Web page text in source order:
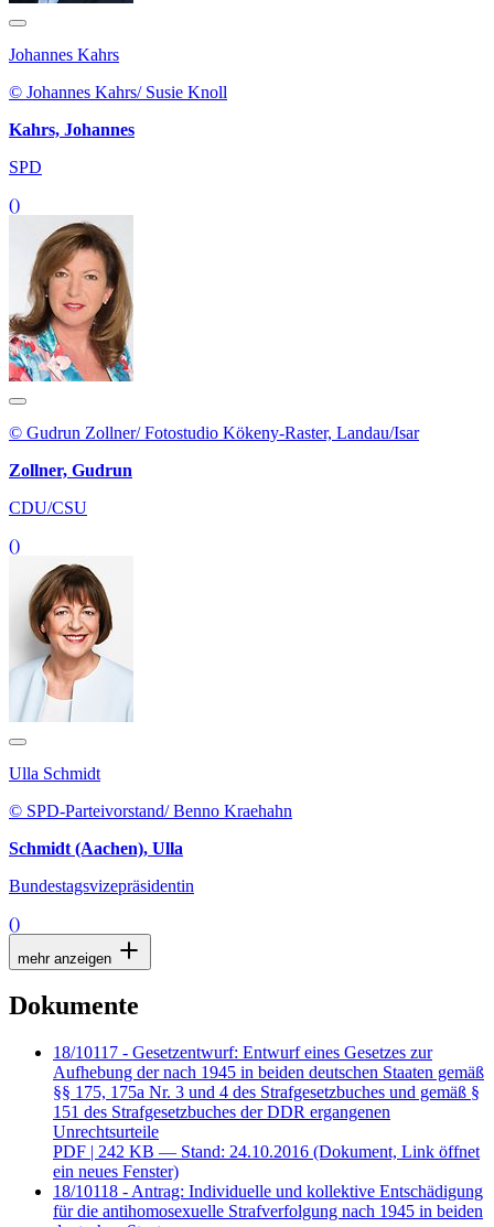
Johannes Kahrs
© Johannes Kahrs/ Susie Knoll
Kahrs, Johannes
SPD
()
© Gudrun Zollner/ Fotostudio Kökeny-Raster, Landau/Isar
Zollner, Gudrun
CDU/CSU
()
Ulla Schmidt
© SPD-Parteivorstand/ Benno Kraehahn
Schmidt (Aachen), Ulla
Bundestagsvizepräsidentin
()
mehr anzeigen
Dokumente
18/10117 - Gesetzentwurf: Entwurf eines Gesetzes zur
Aufhebung der nach 1945 in beiden deutschen Staaten gemäß
§§ 175, 175a Nr. 3 und 4 des Strafgesetzbuches und gemäß §
151 des Strafgesetzbuches der DDR ergangenen
Unrechtsurteile
PDF | 242 KB — Stand: 24.10.2016 (Dokument, Link öffnet
ein neues Fenster)
18/10118 - Antrag: Individuelle und kollektive Entschädigung
für die antihomosexuelle Strafverfolgung nach 1945 in beiden